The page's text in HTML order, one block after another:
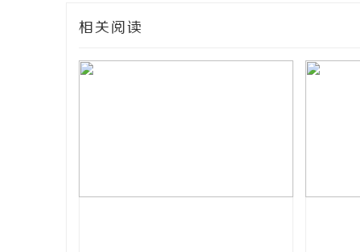
相关阅读